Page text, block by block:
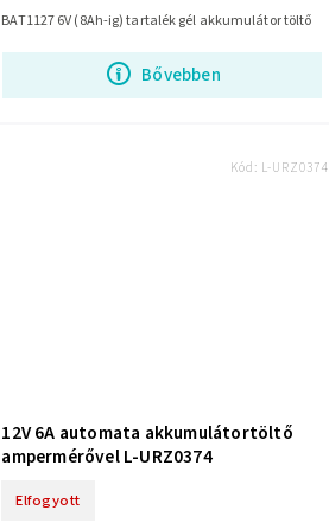
Bővebben
BAT1127 6V (8Ah-ig) tartalék gél akkumulátor töltő
12V 6A automata akkumulátortöltő
ampermérővel L-URZ0374
Elfogyott
Kód: L-URZ0374